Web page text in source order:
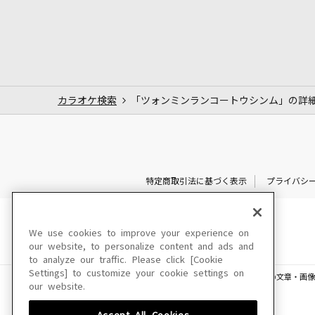
カラオケ検索 「ツォンミンランコートウシンム」の詳
特定商取引法に基づく表示 プライバシ
このサイトに掲載されている一切の文章・画
We use cookies to improve your experience on
our website, to personalize content and ads and
to analyze our traffic. Please click [Cookie
Settings] to customize your cookie settings on
our website.